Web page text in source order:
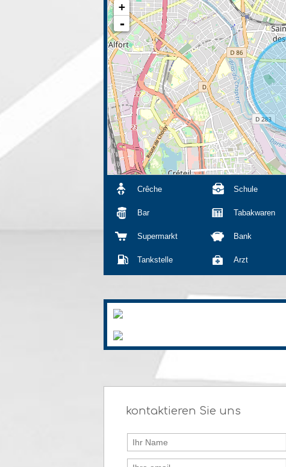
+
-
Crêche Schule
Bar Tabakwaren
Supermarkt Bank
Tankstelle Arzt
kontaktieren Sie uns